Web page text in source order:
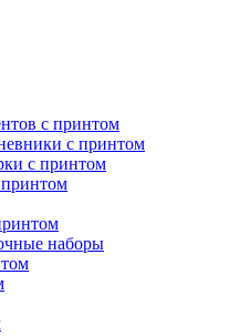
с принтом
с принтом
с принтом
наборы